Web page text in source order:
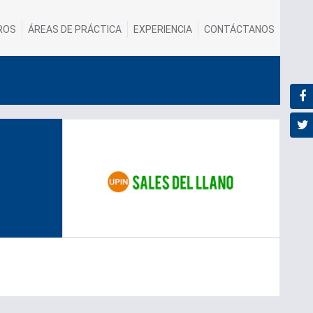
ÁREAS DE PRÁCTICA EXPERIENCIA CONTÁCTANOS